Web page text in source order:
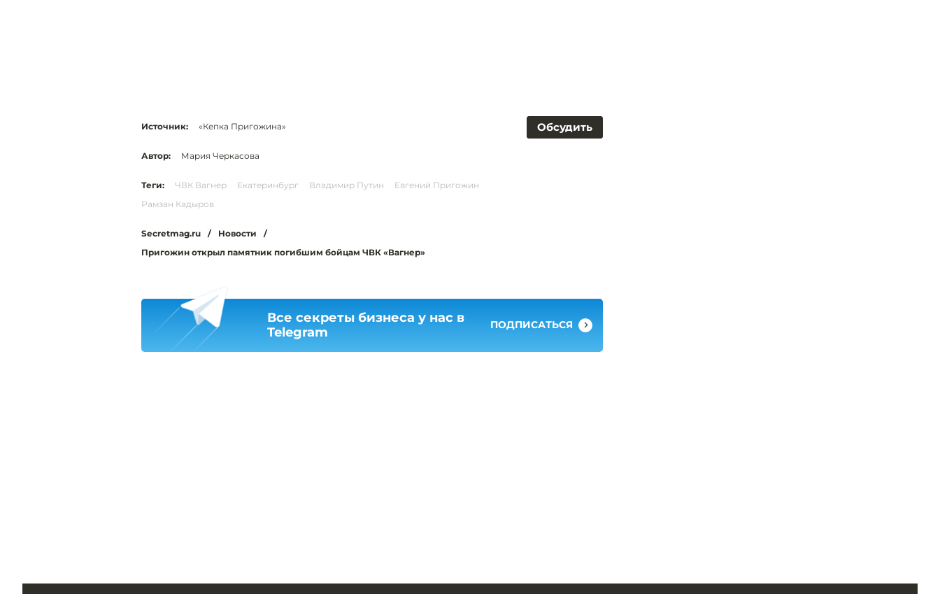
Обсудить
Источник: «Кепка Пригожина»
Автор: Мария Черкасова
Теги: ЧВК Вагнер Екатеринбург Владимир Путин
Евгений Пригожин
Рамзан Кадыров
Secretmag.ru / Новости
/
Пригожин открыл памятник погибшим бойцам ЧВК «Вагнер»
Все секреты бизнеса у нас в
Telegram
ПОДПИСАТЬСЯ